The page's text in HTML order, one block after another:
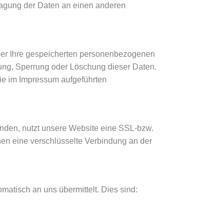
der Daten an einen anderen
Ihre gespeicherten personenbezogenen
Sperrung oder Löschung dieser Daten.
im Impressum aufgeführten
nutzt unsere Website eine SSL-bzw.
eine verschlüsselte Verbindung an der
an uns übermittelt. Dies sind: